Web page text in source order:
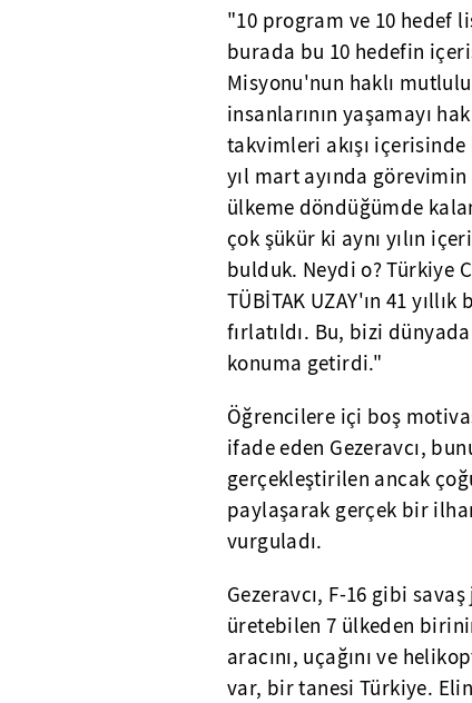
"10 program ve 10 hedef
burada bu 10 hedefin
Misyonu'nun haklı
insanlarının yaşamayı
takvimleri akışı
yıl mart ayında
ülkeme döndüğümde
çok şükür ki aynı yılın
bulduk. Neydi o? Türkiye
TÜBİTAK UZAY'ın 41
fırlatıldı. Bu, bizi
konuma getirdi."
Öğrencilere içi boş
ifade eden Gezeravcı,
gerçekleştirilen ancak
paylaşarak gerçek bir
vurguladı.
Gezeravcı, F-16 gibi
üretebilen 7 ülkeden
aracını, uçağını ve
var, bir tanesi Türkiye.